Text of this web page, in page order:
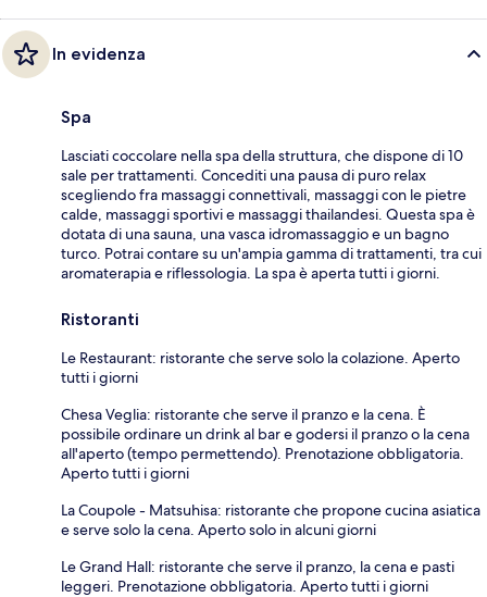
In evidenza
Spa
Lasciati coccolare nella spa della struttura, che dispone di 10
sale per trattamenti. Concediti una pausa di puro relax
scegliendo fra massaggi connettivali, massaggi con le pietre
calde, massaggi sportivi e massaggi thailandesi. Questa spa è
dotata di una sauna, una vasca idromassaggio e un bagno
turco. Potrai contare su un'ampia gamma di trattamenti, tra cui
aromaterapia e riflessologia. La spa è aperta tutti i giorni.
Ristoranti
Le Restaurant: ristorante che serve solo la colazione. Aperto
tutti i giorni
Chesa Veglia: ristorante che serve il pranzo e la cena. È
possibile ordinare un drink al bar e godersi il pranzo o la cena
all'aperto (tempo permettendo). Prenotazione obbligatoria.
Aperto tutti i giorni
La Coupole - Matsuhisa: ristorante che propone cucina asiatica
e serve solo la cena. Aperto solo in alcuni giorni
Le Grand Hall: ristorante che serve il pranzo, la cena e pasti
leggeri. Prenotazione obbligatoria. Aperto tutti i giorni